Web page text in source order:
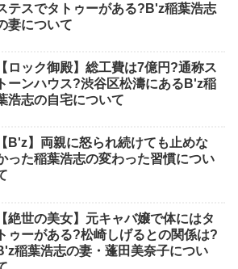
テスでタトゥーがある?B'z稲葉浩志
妻について
【ロック御殿】総工費は7億円?通称ス
トーンハウス?渋谷区松濤にあるB'z稲
浩志の自宅について
【B'z】両親に怒られ続けても止めな
った稲葉浩志の変わった習慣につい
【絶世の美女】元キャバ嬢で体にはタ
トゥーがある?松崎しげるとの関係は?
稲葉浩志の妻・蓬田美奈子につい